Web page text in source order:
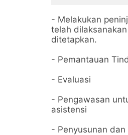
- Melakukan
telah
ditetapkan.
- Pemantauan
- Evaluasi
- Pengawasan
asistensi
- Penyusunan